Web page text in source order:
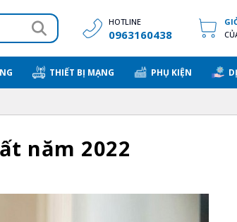
HOTLINE
0963160438
THIẾT BỊ MẠNG PHỤ KIỆN
năm 2022